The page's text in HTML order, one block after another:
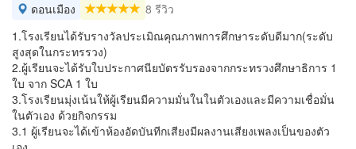
ดอนเมือง
8 รีวิว
1.โรงเรียนได้รับรางวัลประเมิณคุณภาพการศึกษาระดับดีมาก(ระดับ
สูงสุดในกระทรรวง)
2.ผู้เรียนจะได้รับใบประกาศนียบัตรรับรองจากกระทรวงศึกษาธิการ 1
ใบ จาก SCA 1 ใบ
3.โรงเรียนมุ่งเน้นให้ผู้เรียนมีความมั่นในในตัวเองและมีความเชื่อมั่น
ในตัวเอง ด้วยกิจกรรม
3.1 ผู้เรียนจะได้เข้าห้องอัดบันทีกเสียงมีผลงานเสียงเพลงเป็นของตัว